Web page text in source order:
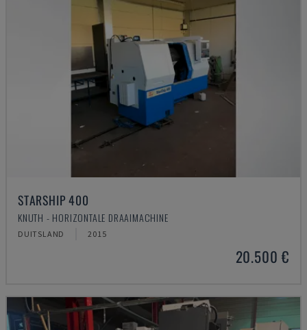
STARSHIP 400
KNUTH - HORIZONTALE DRAAIMACHINE
DUITSLAND 2015
20.500 €